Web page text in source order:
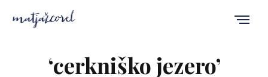
‘cerkniško jezero’